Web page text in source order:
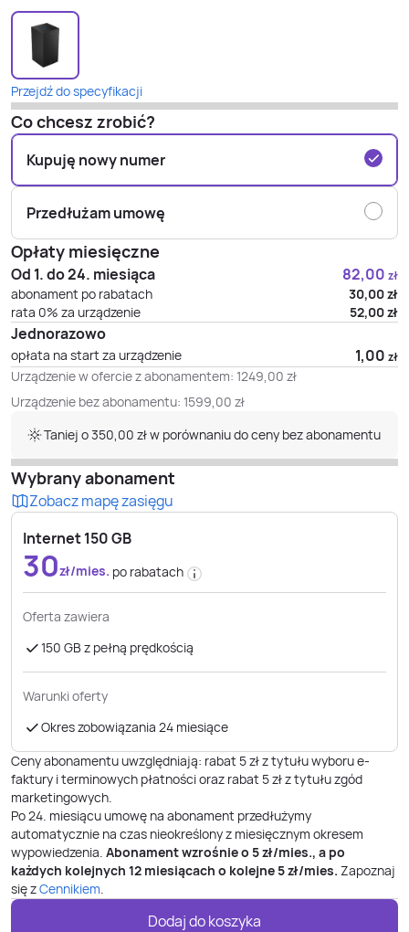
Przejdź do specyfikacji
Co chcesz zrobić?
Kupuję nowy numer
Przedłużam umowę
Opłaty miesięczne
Od 1. do 24. miesiąca 82,00 zł
abonament po rabatach 30,00zł
rata 0% za urządzenie
52,00zł
Jednorazowo
opłata na start za urządzenie 1,00 zł
Urządzenie w ofercie z abonamentem: 1249,00 zł
Urządzenie bez abonamentu: 1599,00 zł
Taniej o 350,00 zł w porównaniu do ceny bez abonamentu
Wybrany abonament
Zobacz mapę zasięgu
Internet 150 GB
30zł/mies. po rabatach
Oferta zawiera
150 GB z pełną prędkością
Warunki oferty
Okres zobowiązania 24 miesiące
Ceny abonamentu uwzględniają: rabat 5 zł z tytułu wyboru e-
faktury i terminowych płatności oraz rabat 5 zł z tytułu zgód
marketingowych.
Po24. miesiącu umowę na abonament przedłużymy
automatycznie na czas nieokreślony z miesięcznym okresem
wypowiedzenia. Abonament wzrośnie o 5zł/mies., a po
każdych kolejnych 12 miesiącach o kolejne5zł/mies. Zapoznaj
się zCennikiem.
Dodaj do koszyka